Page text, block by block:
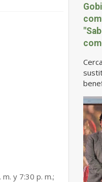
y 7:30 p. m.;